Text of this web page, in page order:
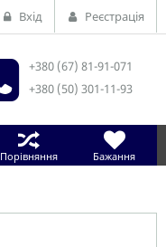
Вхід Реєстрація
+380 (67) 81-91-071
+380 (50) 301-11-93
Порівняння Бажання